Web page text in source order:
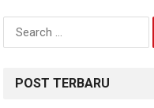
Search
for:
POST TERBARU